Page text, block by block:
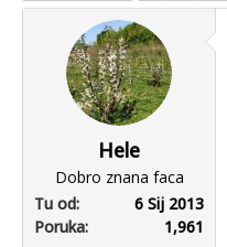
u
o
u
m
p
r
v
p
o
Hele
Dobro znana faca
Tu od
6 Sij 2013
Poruka
1,961